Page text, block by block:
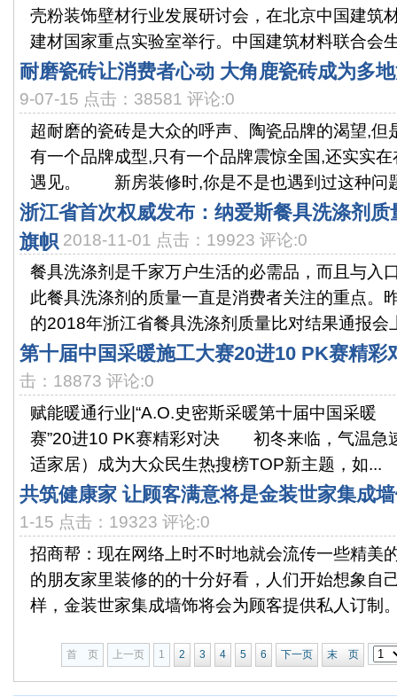
壳粉装饰壁材行业发展研讨会，在北京中国建筑
建材国家重点实验室举行。中国建筑材料联合会
耐磨瓷砖让消费者心动 大角鹿瓷砖成为多
9-07-15 点击：38581 评论:0
超耐磨的瓷砖是大众的呼声、陶瓷品牌的渴望,但
有一个品牌成型,只有一个品牌震惊全国,还实实
遇见。 新房装修时,你是不是也遇到过这种问
浙江省首次权威发布：纳爱斯餐具洗涤剂
旗帜 2018-11-01 点击：19923 评论:0
餐具洗涤剂是千家万户生活的必需品，而且与入
此餐具洗涤剂的质量一直是消费者关注的重点。
的2018年浙江省餐具洗涤剂质量比对结果通报会
第十届中国采暖施工大赛20进10 PK赛精彩
击：18873 评论:0
赋能暖通行业|“A.O.史密斯采暖第十届中国采
赛”20进10 PK赛精彩对决 初冬来临，气温急
适家居）成为大众民生热搜榜TOP新主题，如...
共筑健康家 让顾客满意将是金装世家集成
1-15 点击：19323 评论:0
招商帮：现在网络上时不时地就会流传一些精美
的朋友家里装修的的十分好看，人们开始想象自
样，金装世家集成墙饰将会为顾客提供私人订制
首 页 上一页 1 2 3 4 5 6 下一页 末 页